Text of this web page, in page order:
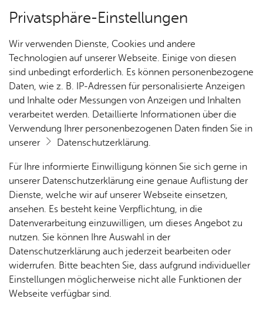
Kartenansicht
Cookie-Hinweis
Zum Laden dieser Karte wird eine Verbindung zu externen
Servern hergestellt. Diese verwenden Cookies und andere
Tracking-Technologien, um die Bedienung zu
personalisieren und zu verbessern. Weitere Informationen
finden Sie in unsererDatenschutzerklärung
Privatsphäre-Einstellungen
Wir verwenden Dienste, Cookies und andere
Technologien auf unserer Webseite. Einige von diesen
sind unbedingt erforderlich. Es können personenbezogene
Daten, wie z. B. IP-Adressen für personalisierte Anzeigen
und Inhalte oder Messungen von Anzeigen und Inhalten
verarbeitet werden. Detaillierte Informationen über die
Verwendung Ihrer personenbezogenen Daten finden Sie in
unserer
Datenschutzerklärung.
Für Ihre informierte Einwilligung können Sie sich gerne in
unserer Datenschutzerklärung eine genaue Auflistung der
Dienste, welche wir auf unserer Webseite einsetzen,
ansehen. Es besteht keine Verpflichtung, in die
Datenverarbeitung einzuwilligen, um dieses Angebot zu
nutzen. Sie können Ihre Auswahl in der
Datenschutzerklärung auch jederzeit bearbeiten oder
widerrufen. Bitte beachten Sie, dass aufgrund individueller
Einstellungen möglicherweise nicht alle Funktionen der
Webseite verfügbar sind.